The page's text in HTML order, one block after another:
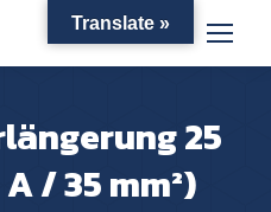
25
/ 35 mm²)
Translate »